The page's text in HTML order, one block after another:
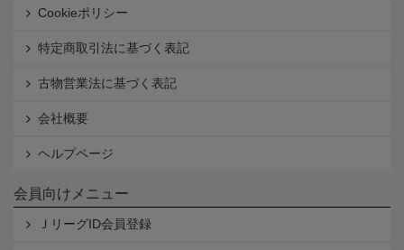
Cookieポリシー
特定商取引法に基づく表記
古物営業法に基づく表記
会社概要
ヘルプページ
会員向けメニュー
ＪリーグID会員登録